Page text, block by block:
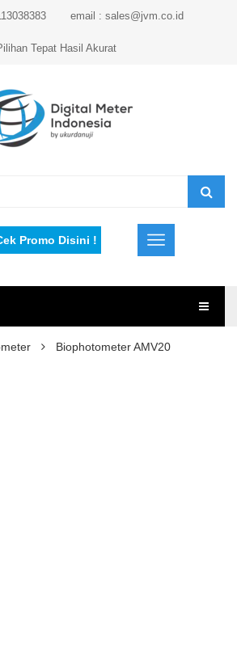
email : sales@jvm.co.id
Tepat Hasil Akurat
Promo Disini !
Biophotometer AMV20